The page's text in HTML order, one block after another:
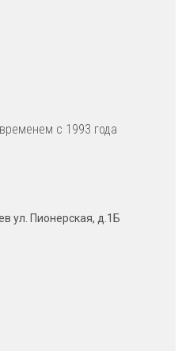
с 1993 года
ул. Пионерская, д.1Б